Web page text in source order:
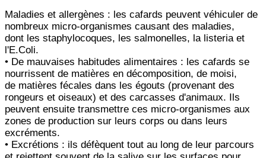
Maladies et allergènes : les cafards peuvent véhiculer de
nombreux micro-organismes causant des maladies,
dont les staphylocoques, les salmonelles, la listeria et
l'E.Coli.
• De mauvaises habitudes alimentaires : les cafards se
nourrissent de matières en décomposition, de moisi,
de matières fécales dans les égouts (provenant des
rongeurs et oiseaux) et des carcasses d'animaux. Ils
peuvent ensuite transmettre ces micro-organismes aux
zones de production sur leurs corps ou dans leurs
excréments.
• Excrétions : ils défèquent tout au long de leur parcours